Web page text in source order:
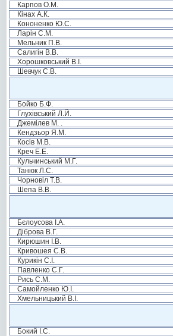
Карпов О.М.
Кінах А.К.
Кононенко Ю.С.
Ларін С.М.
Мельник П.В.
Салигін В.В.
Хорошковський В.І.
Шевчук С.В.
Бойко Б.Ф.
Глухівський Л.Й.
Джемілев М. .
Кендзьор Я.М.
Косів М.В.
Креч Е.Е.
Кульчинський М.Г.
Танюк Л.С.
Чорновіл Т.В.
Шепа В.В.
Бєлоусова І.А.
Діброва В.Г.
Кирюшин І.В.
Кривошея С.В.
Курикін С.І.
Павленко С.Г.
Рись С.М.
Самойленко Ю.І.
Хмельницький В.І.
Бокий І.С.